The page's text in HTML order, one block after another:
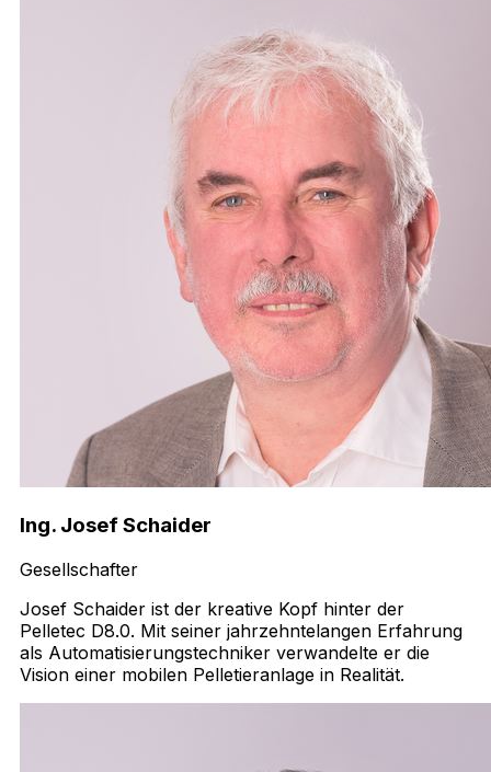
Ing. Josef Schaider
Gesellschafter
Josef Schaider ist der kreative Kopf hinter der
Pelletec D8.0. Mit seiner jahrzehntelangen Erfahrung
als Automatisierungstechniker verwandelte er die
Vision einer mobilen Pelletieranlage in Realität.